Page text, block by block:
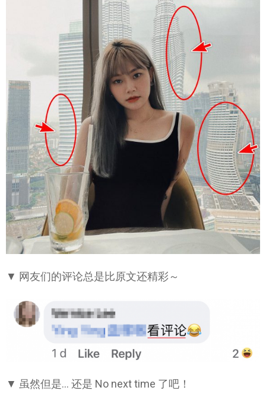
▼ 网友们的评论总是比原文还精彩～
▼ 虽然但是… 还是 No next time 了吧！